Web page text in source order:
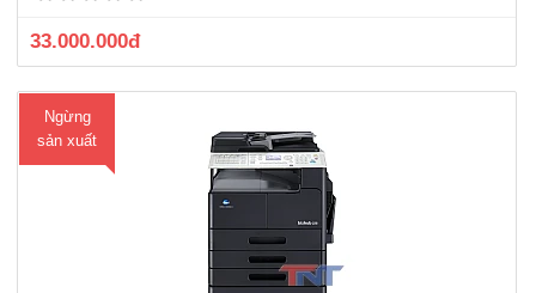
33.000.000đ
Ngừng
sản xuất